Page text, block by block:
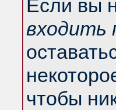
Если вы
входить
чтобы